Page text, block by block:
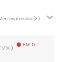
respuestas(3)
EM Off